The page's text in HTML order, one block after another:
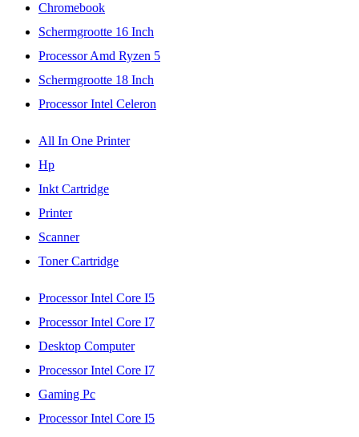
Chromebook
Schermgrootte 16 Inch
Processor Amd Ryzen 5
Schermgrootte 18 Inch
Processor Intel Celeron
All In One Printer
Hp
Inkt Cartridge
Printer
Scanner
Toner Cartridge
Processor Intel Core I5
Processor Intel Core I7
Desktop Computer
Processor Intel Core I7
Gaming Pc
Processor Intel Core I5